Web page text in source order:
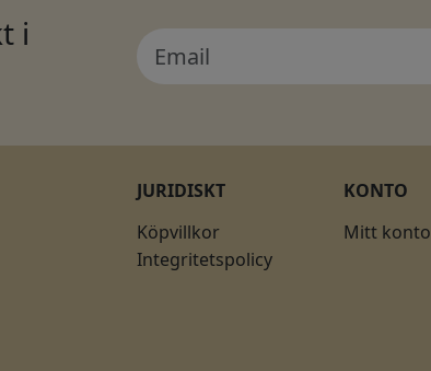
i
JURIDISKT
Köpvillkor
Integritetspolicy
KONTO
Mitt konto